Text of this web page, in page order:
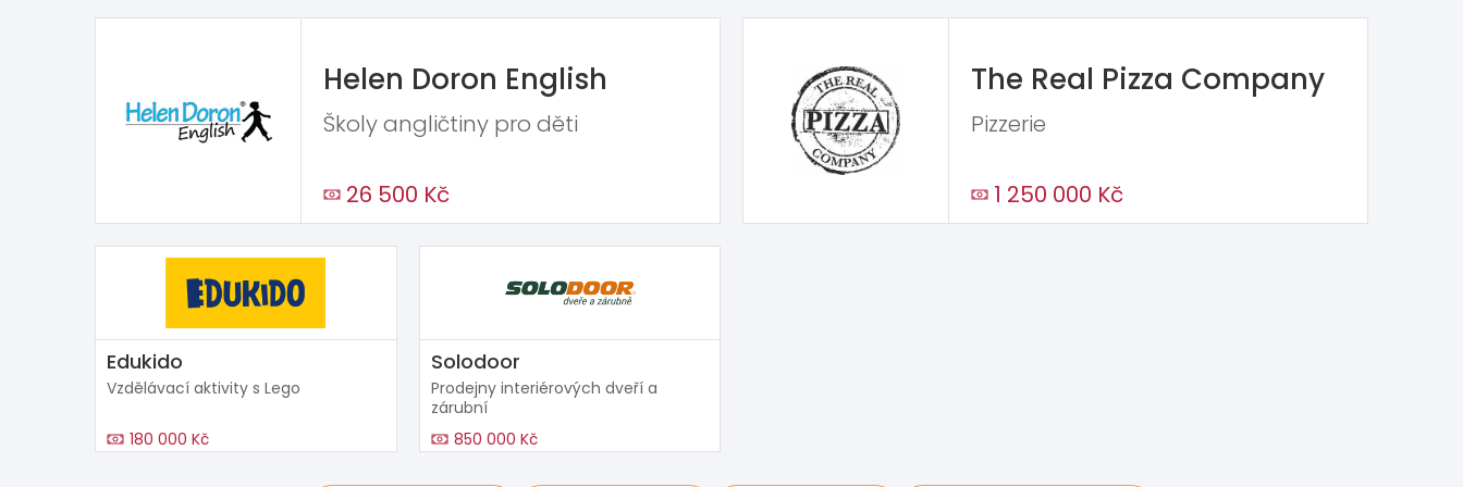
Helen Doron English
Školy angličtiny pro děti
26 500 Kč
The Real Pizza Company
Pizzerie
1 250 000 Kč
Edukido
Vzdělávací aktivity s Lego
180 000 Kč
Solodoor
Prodejny interiérových dveří a
zárubní
850 000 Kč